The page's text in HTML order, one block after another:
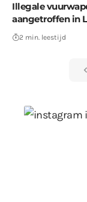
Illegale
aangetroffen in
2 min. leestijd